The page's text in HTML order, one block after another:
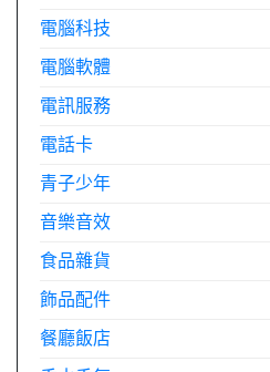
電腦科技
電腦軟體
電訊服務
電話卡
青子少年
音樂音效
食品雜貨
飾品配件
餐廳飯店